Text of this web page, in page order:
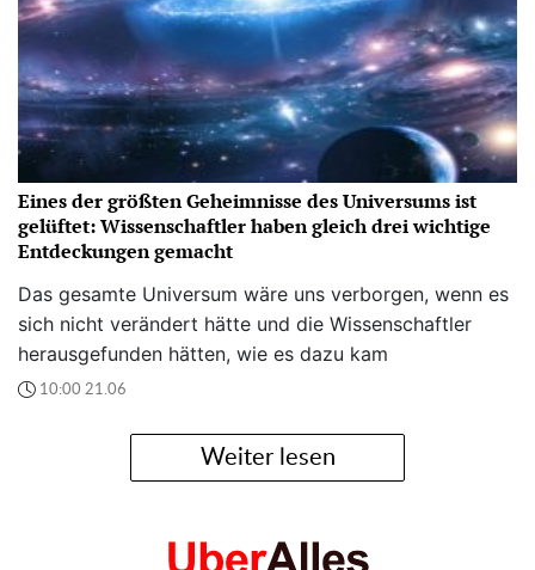
Eines der größten Geheimnisse des Universums ist
gelüftet: Wissenschaftler haben gleich drei wichtige
Entdeckungen gemacht
Das gesamte Universum wäre uns verborgen, wenn es
sich nicht verändert hätte und die Wissenschaftler
herausgefunden hätten, wie es dazu kam
10:00 21.06
Weiter lesen